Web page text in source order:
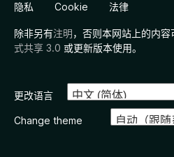
隐私 Cookie 法律
除非另有注明，否则本网站上的内容
式共享 3.0 或更新版本使用。
更改语言
Change theme